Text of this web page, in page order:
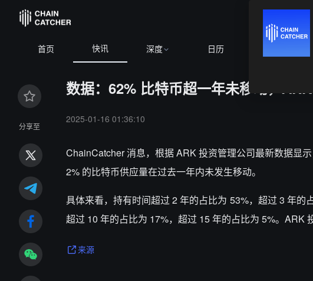
首页 快讯 深度 日历
分享至
数据：62% 比特币超一年未移动，
2025-01-16 01:36:10
ChainCatcher 消息，根据 ARK 投资管理公司最新数据显
2% 的比特币供应量在过去一年内未发生移动。
具体来看，持有时间超过 2 年的占比为 53%，超过 3 年的
超过 10 年的占比为 17%，超过 15 年的占比为 5%。ARK
来源